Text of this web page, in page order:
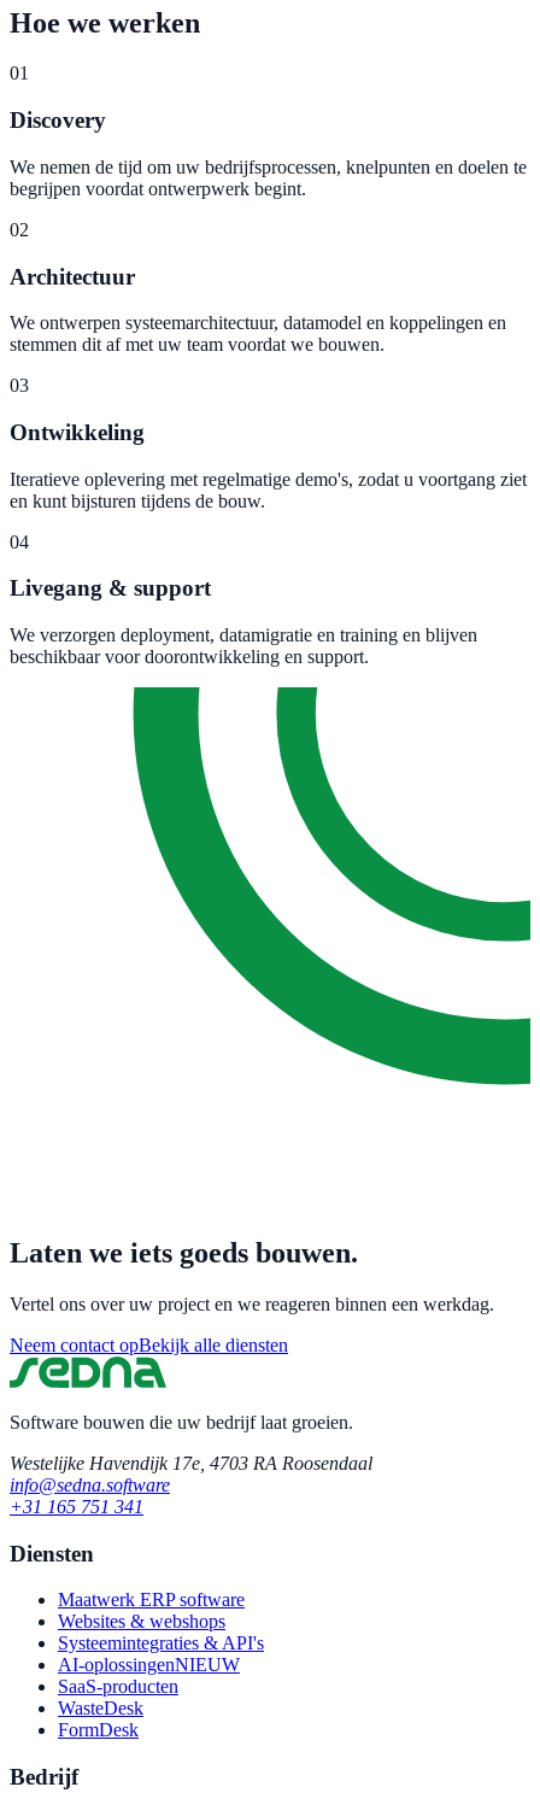
Hoe we werken
01
Discovery
We nemen de tijd om uw bedrijfsprocessen, knelpunten en doelen te
begrijpen voordat ontwerpwerk begint.
02
Architectuur
We ontwerpen systeemarchitectuur, datamodel en koppelingen en
stemmen dit af met uw team voordat we bouwen.
03
Ontwikkeling
Iteratieve oplevering met regelmatige demo's, zodat u voortgang ziet
en kunt bijsturen tijdens de bouw.
04
Livegang & support
We verzorgen deployment, datamigratie en training en blijven
beschikbaar voor doorontwikkeling en support.
Laten we iets goeds bouwen.
Vertel ons over uw project en we reageren binnen een werkdag.
Neem contact opBekijk alle diensten
Software bouwen die uw bedrijf laat groeien.
Westelijke Havendijk 17e, 4703 RA Roosendaal
info@sedna.software
+31 165 751 341
Diensten
Maatwerk ERP software
Websites & webshops
Systeemintegraties & API's
AI-oplossingenNIEUW
SaaS-producten
WasteDesk
FormDesk
Bedrijf